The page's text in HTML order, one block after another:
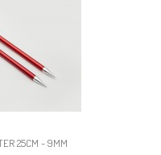
25CM - 9MM